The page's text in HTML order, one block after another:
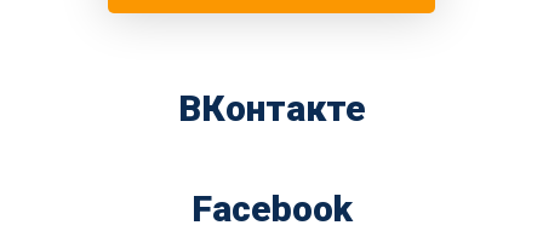
ВКонтакте
Facebook